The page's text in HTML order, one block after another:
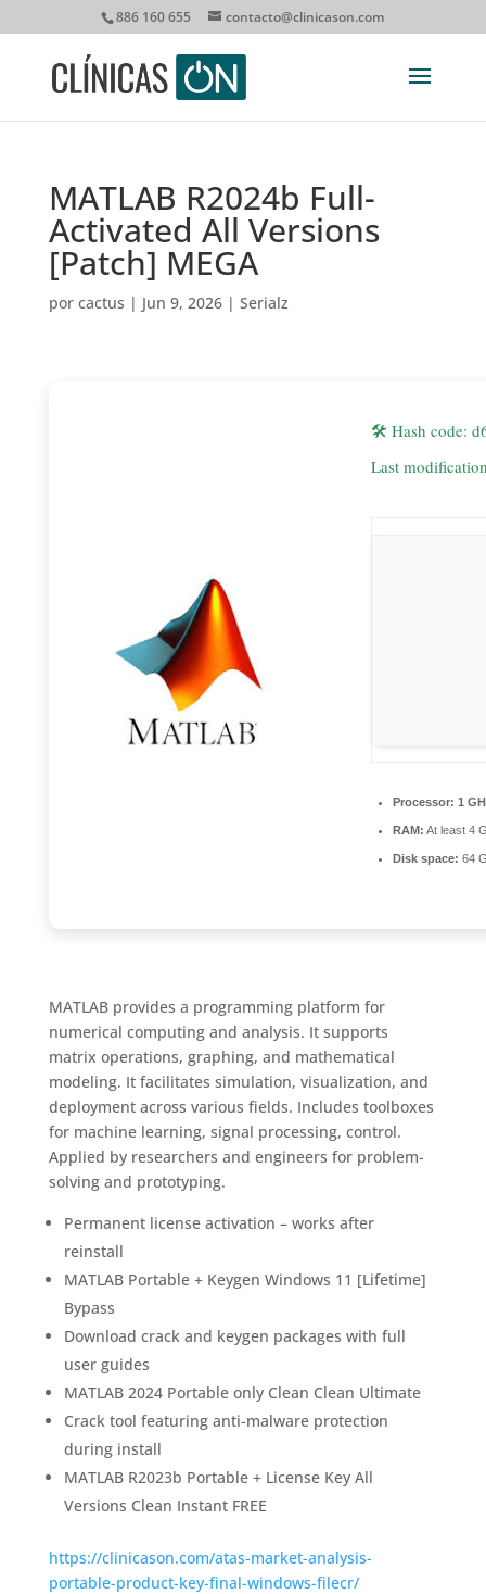
886 160 655 contacto@clinicason.com
MATLAB R2024b Full-
Activated All Versions
[Patch] MEGA
por cactus | Jun 9, 2026| Serialz
🛠 Hash code:
Last
Processor: 1
RAM: At least 4
Disk space: 64
MATLAB provides a programming platform for
numerical computing and analysis. It supports
matrix operations, graphing, and mathematical
modeling. It facilitates simulation, visualization, and
deployment across various fields. Includes toolboxes
for machine learning, signal processing, control.
Applied by researchers and engineers for problem-
solving and prototyping.
Permanent license activation – works after
reinstall
MATLAB Portable + Keygen Windows 11 [Lifetime]
Bypass
Download crack and keygen packages with full
user guides
MATLAB 2024 Portable only Clean Clean Ultimate
Crack tool featuring anti-malware protection
during install
MATLAB R2023b Portable + License Key All
Versions Clean Instant FREE
https://clinicason.com/atas-market-analysis-
portable-product-key-final-windows-filecr/